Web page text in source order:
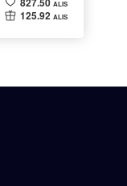
ALIS
125.92 ALIS